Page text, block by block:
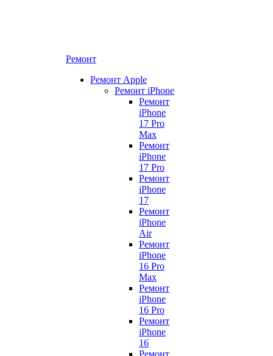
Ремонт
Ремонт Apple
Ремонт iPhone
Ремонт
iPhone
17 Pro
Max
Ремонт
iPhone
17 Pro
Ремонт
iPhone
17
Ремонт
iPhone
Air
Ремонт
iPhone
16 Pro
Max
Ремонт
iPhone
16 Pro
Ремонт
iPhone
16
Ремонт